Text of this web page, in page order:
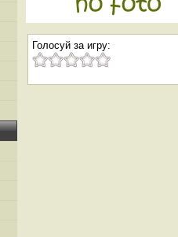
Голосуй за игру: